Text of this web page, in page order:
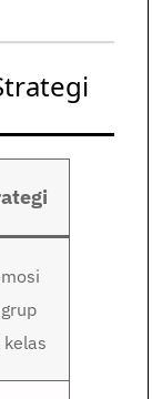
kelas